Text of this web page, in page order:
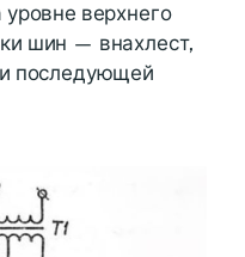
верхнего
шин — внахлест,
последующей